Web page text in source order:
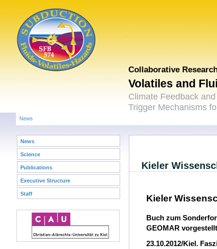
Collaborative
Volatiles and
Climate Feedback and
Trigger Mechanisms
News
News
Science
Publications
Executive Structure
Staff
Kieler
Kieler
Buch zum
GEOMAR vorgestellt
23.10.2012/Kiel.